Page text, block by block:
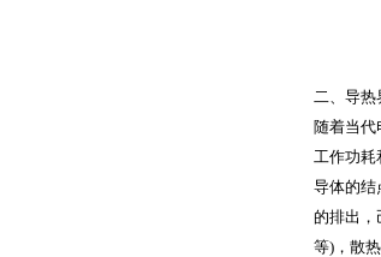
二、导热
随着当代
工作功
导体的结
的排出，
等)，散